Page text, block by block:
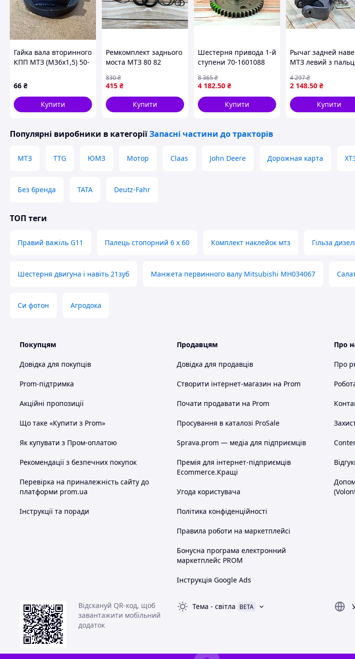
Гайка вала вторинного
КПП МТЗ (М36х1,5) 50-
66 ₴
Купити
Ремкомплект заднього
моста МТЗ 80 82
для ремонту тракторів
МТЗ
415 ₴
830₴
Купити
Шестерня привода 1-й
ступени 70-1601088
МТЗ з зубами 47 16
для заміни деталей
4 182.50 ₴
8 365₴
Купити
Рычаг задней
МТЗ левий з
цилиндрами
посилений для
надійної роботи
2 148.50 ₴
4 297₴
Купити
Популярні виробники в категоріїЗапасні частини до тракторів
МТЗ TTG ЮМЗ Мотор Claas John Deere Дорожная карта
Без бренда TATA Deutz-Fahr
ТОП теги
Правий важіль G11 Палець стопорний 6 х 60 Комплект наклейок мтз Гільза
Шестерня двигуна і навіть 21зуб Манжета первинного валу Mitsubishi MH034067
Си фотон Агродока
Покупцям
Довідка для покупців
Prom-підтримка
Акційні пропозиції
Що таке «Купити з Prom»
Як купувати з Пром-оплатою
Рекомендації з безпечних покупок
Перевірка на приналежність сайту до
платформи prom.ua
Інструкції та поради
Продавцям
Довідка для продавців
Створити інтернет-магазин на Prom
Почати продавати на Prom
Просування в каталозі ProSale
Sprava.prom — медіа для підприємців
Премія для інтернет-підприємців
Ecommerce.Кращі
Угода користувача
Політика конфіденційності
Правила роботи на маркетплейсі
Бонусна програма електронний
маркетплейс PROM
Інструкція Google Ads
Про
Про
Відскануй QR-код, щоб
завантажити мобільний
додаток
Тема - світла BETA